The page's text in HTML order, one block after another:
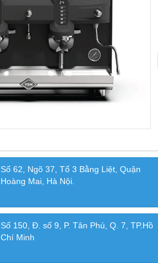
Số 62, Ngõ 37, Tổ 3 Bằng Liệt, Quận
Hoàng Mai, Hà Nội.
Số 150, Đ. số 9, P. Tân Phú, Q. 7, TP.Hồ
Chí Minh